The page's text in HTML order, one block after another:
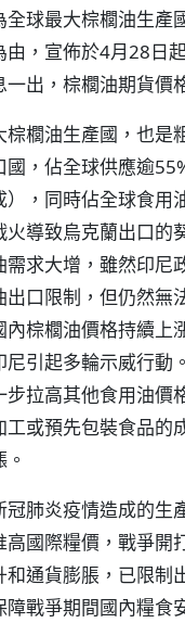
全球最大棕櫚油生產
由，宣佈於4月28日
出，棕櫚油期貨價
棕櫚油生產國，也是
國，佔全球供應逾
），同時佔全球食用
火導致烏克蘭出口的
需求大增，雖然印尼
出口限制，但仍然無
內棕櫚油價格持續上
尼引起多輪示威行動
步拉高其他食用油價
工或預先包裝食品的
冠肺炎疫情造成的生
高國際糧價，戰爭開
和通貨膨脹，已限制
障戰爭期間國內糧食